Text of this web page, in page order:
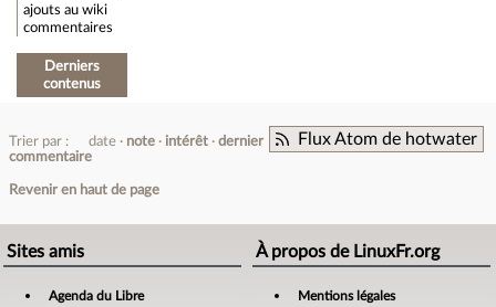
ajouts au wiki
commentaires
Derniers
contenus
Flux Atom de hotwater
Trier par : date note intérêt
dernier
commentaire
Revenir en haut de page
Sites amis
Agenda du Libre
À propos de LinuxFr.org
Mentions légales